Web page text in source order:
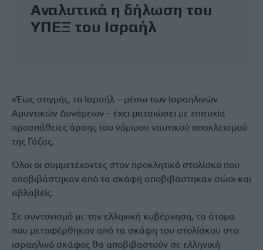
Αναλυτικά η δήλωση του
ΥΠΕΞ του Ισραήλ
«Έως στιγμής, το Ισραήλ – μέσω των Ισραηλινών
Αμυντικών Δυνάμεων – έχει ματαιώσει με επιτυχία
προσπάθειες άρσης του νόμιμου ναυτικού αποκλεισμού
της Γάζας.
Όλοι οι συμμετέχοντες στον προκλητικό στολίσκο που
αποβιβάστηκαν από τα σκάφη αποβιβάστηκαν σώοι και
αβλαβείς.
Σε συντονισμό με την ελληνική κυβέρνηση, τα άτομα
που μεταφέρθηκαν από τα σκάφη του στολίσκου στο
ισραηλινό σκάφος θα αποβιβαστούν σε ελληνική